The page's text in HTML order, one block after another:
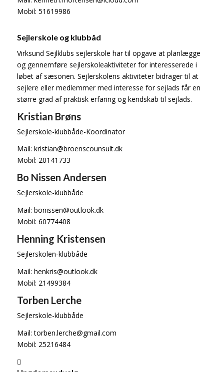
Mobil: 51619986
Sejlerskole og klubbåd
Virksund Sejlklubs sejlerskole har til opgave at planlægge
og gennemføre sejlerskoleaktiviteter for interesserede i
løbet af sæsonen. Sejlerskolens aktiviteter bidrager til at
sejlere eller medlemmer med interesse for sejlads får en
større grad af praktisk erfaring og kendskab til sejlads.
Kristian Brøns
Sejlerskole-klubbåde-Koordinator
Mail: kristian@broenscounsult.dk
Mobil: 20141733
Bo Nissen Andersen
Sejlerskole-klubbåde
Mail: bonissen@outlook.dk
Mobil: 60774408
Henning Kristensen
Sejlerskolen-klubbåde
Mail: henkris@outlook.dk
Mobil: 21499384
Torben Lerche
Sejlerskole-klubbåde
Mail: torben.lerche@gmail.com
Mobil: 25216484